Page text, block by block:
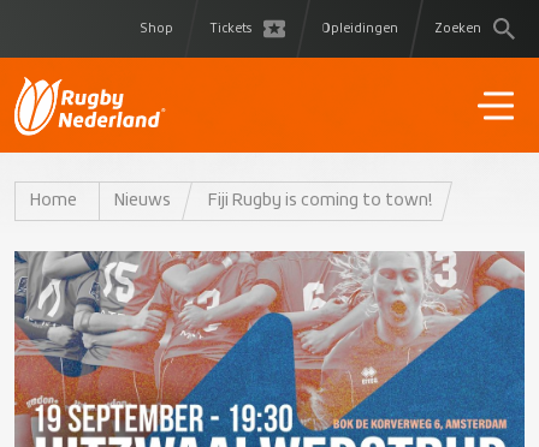
Shop Tickets Opleidingen Zoeken
Home Nieuws Fiji Rugby is coming to town!